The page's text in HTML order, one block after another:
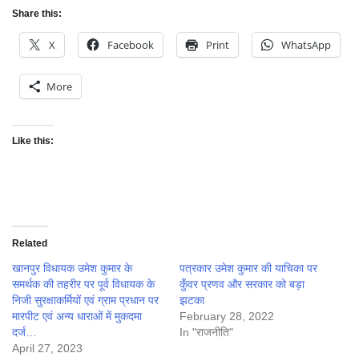
Share this:
X Facebook Print WhatsApp
More
Like this:
Related
खानपुर विधायक उमेश कुमार के
समर्थक की तहरीर पर पूर्व विधायक के
निजी सुरक्षाकर्मियों एवं ग्राम प्रधान पर
मारपीट एवं अन्य धाराओं में मुकदमा
दर्ज…
April 27, 2023
पत्रकार उमेश कुमार की याचिका पर
कुँवर प्रणव और सरकार को बड़ा
झटका
February 28, 2022
In "राजनीति"